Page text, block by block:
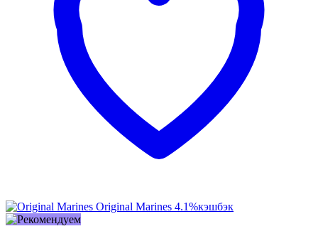
Original Marines 4.1%кэшбэк